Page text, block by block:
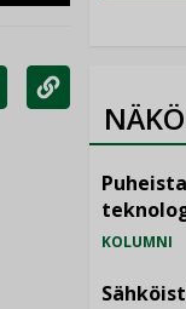
KOPIOI
LINKKI
KOLUMNI